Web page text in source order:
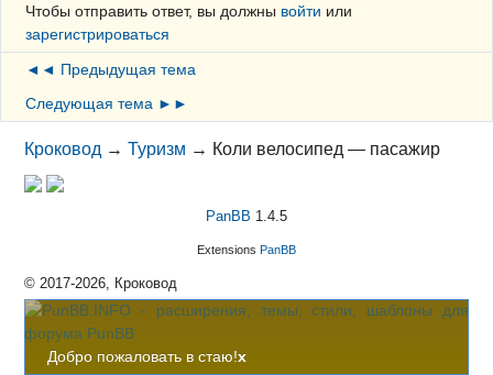
Чтобы отправить ответ, вы должны войти или
зарегистрироваться
◄◄ Предыдущая тема
Следующая тема ►►
Кроковод →Туризм → Коли велосипед — пасажир
PanBB 1.4.5
Extensions PanBB
© 2017-2026, Кроковод
Добро пожаловать в стаю!x